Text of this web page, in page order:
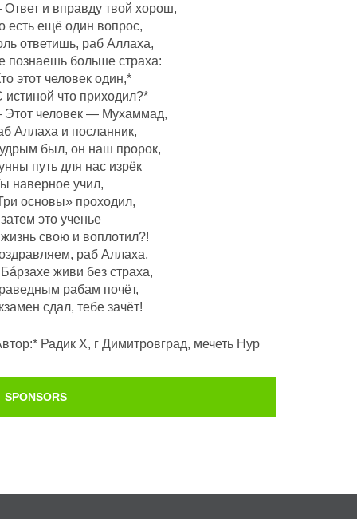
и вправду твой хорош,
есть ещё один вопрос,
ответишь, раб Аллаха,
познаешь больше страха:
этот человек один,*
истиной что приходил?*
человек — Мухаммад,
Аллаха и посланник,
был, он наш пророк,
путь для нас изрёк
наверное учил,
основы» проходил,
это ученье
свою и воплотил?!
раб Аллаха,
живи без страха,
рабам почëт,
сдал, тебе зачёт!
Радик Х, г Димитровград, мечеть Нур
SPONSORS